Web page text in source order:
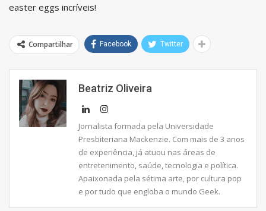
easter eggs incríveis!
Compartilhar Facebook Twitter
Beatriz Oliveira
Jornalista formada pela Universidade
Presbiteriana Mackenzie. Com mais de 3 anos
de experiência, já atuou nas áreas de
entretenimento, saúde, tecnologia e política.
Apaixonada pela sétima arte, por cultura pop
e por tudo que engloba o mundo Geek.